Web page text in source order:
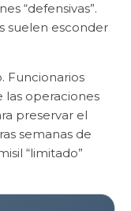
“defensivas”.
suelen esconder
Funcionarios
las operaciones
preservar el
semanas de
“limitado”